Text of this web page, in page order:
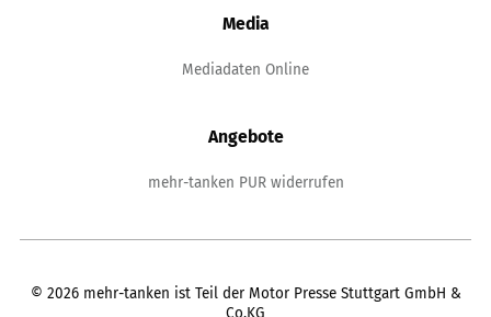
Media
Mediadaten Online
Angebote
mehr-tanken PUR widerrufen
© 2026 mehr-tanken ist Teil der Motor Presse Stuttgart GmbH &
Co.KG